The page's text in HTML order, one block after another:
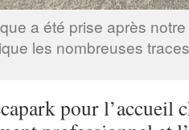
a été prise après
les nombreuses
pour l’accueil